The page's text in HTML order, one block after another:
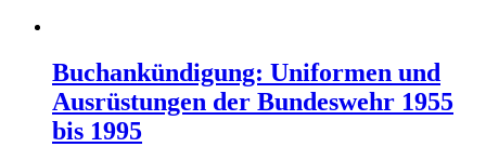
Buchankündigung: Uniformen und
Ausrüstungen der Bundeswehr 1955
bis 1995